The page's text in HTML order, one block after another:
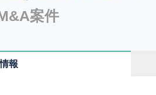
案件
報